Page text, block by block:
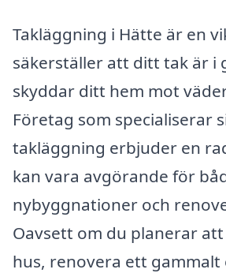
Takläggning i Hätte är en
säkerställer att ditt tak är i
skyddar ditt hem mot
Företag som specialiserar
takläggning erbjuder en
kan vara avgörande för
nybyggnationer och
Oavsett om du planerar
hus, renovera ett gammalt